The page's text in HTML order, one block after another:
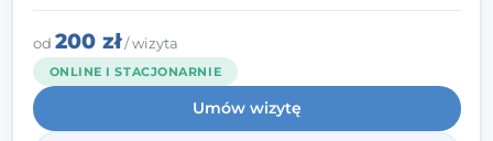
od 200 zł/ wizyta
ONLINE I STACJONARNIE
Umów wizytę